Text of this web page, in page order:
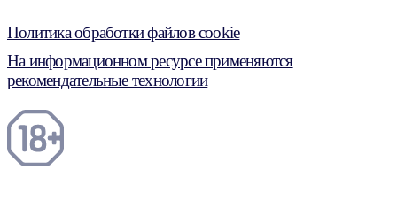
Политика обработки файлов cookie
На информационном ресурсе применяются
рекомендательные технологии